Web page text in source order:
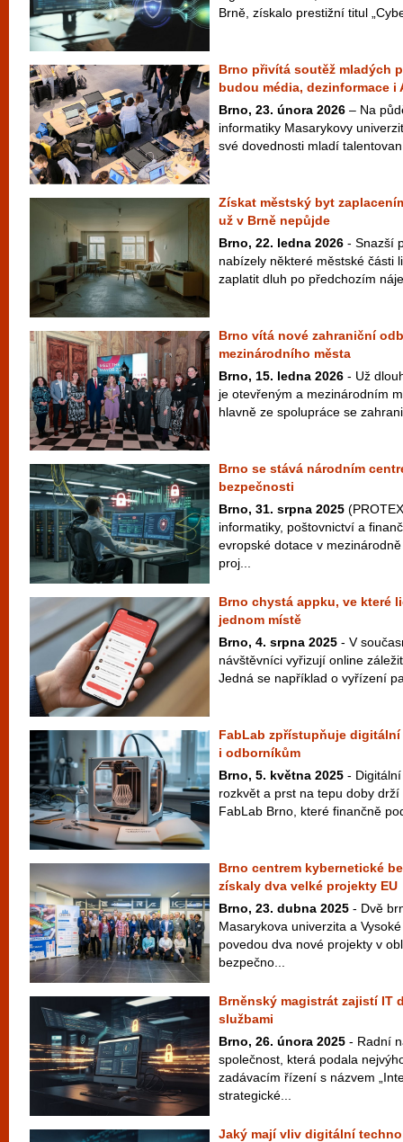
Brně, získalo prestižní titul
Brno přivítá soutěž mladých
budou média, dezinformace i
Brno, 23. února 2026 – Na
informatiky Masarykovy
své dovednosti mladí
Získat městský byt
už v Brně nepůjde
Brno, 22. ledna 2026 - Snazší
nabízely některé městské části
zaplatit dluh po předchozím
Brno vítá nové zahraniční
mezinárodního města
Brno, 15. ledna 2026 - Už
je otevřeným a mezinárodním
hlavně ze spolupráce se
Brno se stává národním
bezpečnosti
Brno, 31. srpna 2025
informatiky, poštovnictví a
evropské dotace v
proj...
Brno chystá appku, ve které
jednom místě
Brno, 4. srpna 2025 - V
návštěvníci vyřizují online
Jedná se například o vyřízení
FabLab zpřístupňuje
i odborníkům
Brno, 5. května 2025 -
rozkvět a prst na tepu doby
FabLab Brno, které finančně
Brno centrem kybernetické
získaly dva velké projekty EU
Brno, 23. dubna 2025 - Dvě
Masarykova univerzita a
povedou dva nové projekty v
bezpečno...
Brněnský magistrát zajistí IT
službami
Brno, 26. února 2025 - Radní
společnost, která podala
zadávacím řízení s názvem
strategické...
Jaký mají vliv digitální